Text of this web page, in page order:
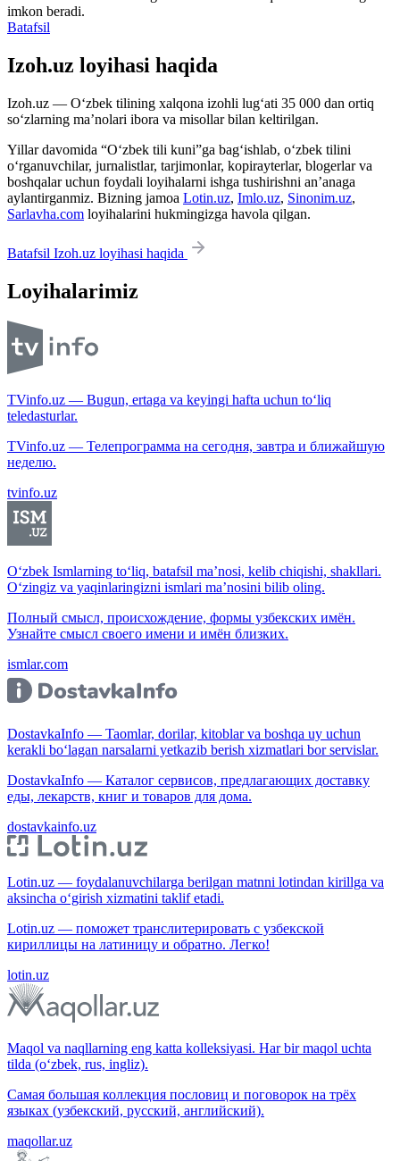
imkon beradi.
Batafsil
Izoh.uz loyihasi haqida
Izoh.uz — O‘zbek tilining xalqona izohli lug‘ati 35 000 dan ortiq
so‘zlarning ma’nolari ibora va misollar bilan keltirilgan.
Yillar davomida “O‘zbek tili kuni”ga bag‘ishlab, o‘zbek tilini
o‘rganuvchilar, jurnalistlar, tarjimonlar, kopirayterlar, blogerlar va
boshqalar uchun foydali loyihalarni ishga tushirishni an’anaga
aylantirganmiz. Bizning jamoa Lotin.uz, Imlo.uz, Sinonim.uz,
Sarlavha.com loyihalarini hukmingizga havola qilgan.
Batafsil Izoh.uz loyihasi haqida
Loyihalarimiz
TVinfo.uz — Bugun, ertaga va keyingi hafta uchun to‘liq
teledasturlar.
TVinfo.uz — Телепрограмма на сегодня, завтра и ближайшую
неделю.
tvinfo.uz
O‘zbek Ismlarning to‘liq, batafsil ma’nosi, kelib chiqishi, shakllari.
O‘zingiz va yaqinlaringizni ismlari ma’nosini bilib oling.
Полный смысл, происхождение, формы узбекских имён.
Узнайте смысл своего имени и имён близких.
ismlar.com
DostavkaInfo — Taomlar, dorilar, kitoblar va boshqa uy uchun
kerakli bo‘lagan narsalarni yetkazib berish xizmatlari bor servislar.
DostavkaInfo — Каталог сервисов, предлагающих доставку
еды, лекарств, книг и товаров для дома.
dostavkainfo.uz
Lotin.uz — foydalanuvchilarga berilgan matnni lotindan kirillga va
aksincha o‘girish xizmatini taklif etadi.
Lotin.uz — поможет транслитерировать с узбекской
кириллицы на латиницу и обратно. Легко!
lotin.uz
Maqol va naqllarning eng katta kolleksiyasi. Har bir maqol uchta
tilda (o‘zbek, rus, ingliz).
Самая большая коллекция пословиц и поговорок на трёх
языках (узбекский, русский, английский).
maqollar.uz